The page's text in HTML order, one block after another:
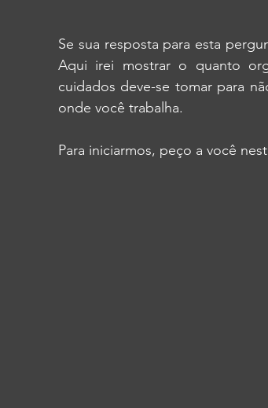
Se sua resposta para esta
Aqui irei mostrar o quanto
cuidados deve-se tomar para
onde você trabalha.
Para iniciarmos, peço a você